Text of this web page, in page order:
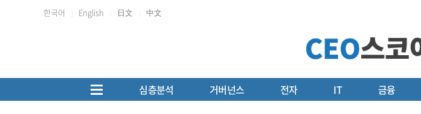
한국어 English 日文 中文
심층분석 거버넌스 전자 IT 금융